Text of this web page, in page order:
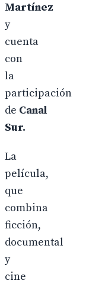
Martínez
y
cuenta
con
la
participación
de Canal
Sur.
La
película,
que
combina
ficción,
documental
y
cine